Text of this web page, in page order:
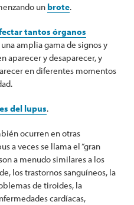
unbrote.
tantos órganos
amplia gama de signos y
aparecer y desaparecer, y
en diferentes momentos
del lupus.
ocurren en otras
a veces se llama el “gran
a menudo similares a los
los trastornos sanguíneos, la
de tiroides, la
cardíacas,